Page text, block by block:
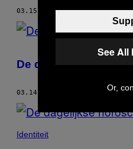
03.15.17 DOORANNABEL GAT
De dagelijkse
03.14.17 ANNABEL GAT
Identiteit
See All
Or,